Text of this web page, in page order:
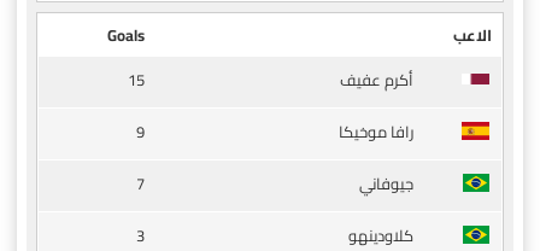
الاعب
Goals
أكرم عفيف
15
رافا موخيكا
9
جيوفاني
7
كلاودينهو
3